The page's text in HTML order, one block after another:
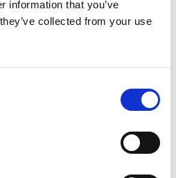
information that you’ve
collected from your use